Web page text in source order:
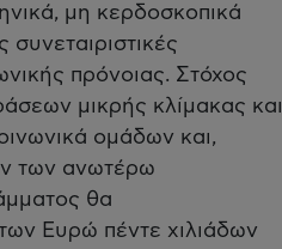
μη κερδοσκοπικά
πρόνοιας. Στόχος
μικρής κλίμακας και
ομάδων και,
των ανωτέρω
θα
Ευρώ πέντε χιλιάδων